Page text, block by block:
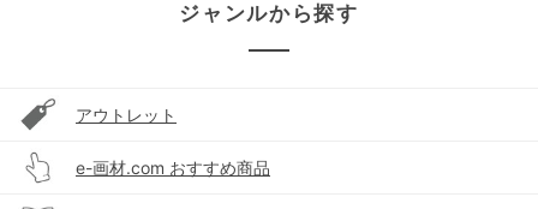
ジャンルから探す
アウトレット
e-画材.com おすすめ商品